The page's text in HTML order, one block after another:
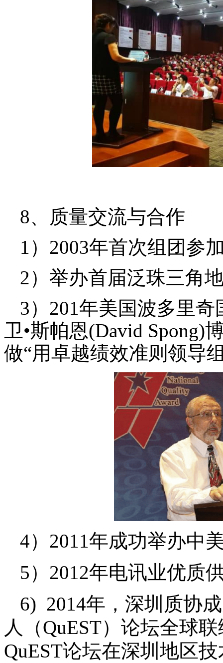
8、质量交流与合作
1）2003年首次组团参
2）举办首届泛珠三角
3）201年美国波多里
卫•斯帕恩(David Spong)
做“用卓越绩效准则领导
4）2011年成功举办中
5）2012年电讯业优质
6) 2014年，深圳质协
人（QuEST）论坛全球
QuEST论坛在深圳地区